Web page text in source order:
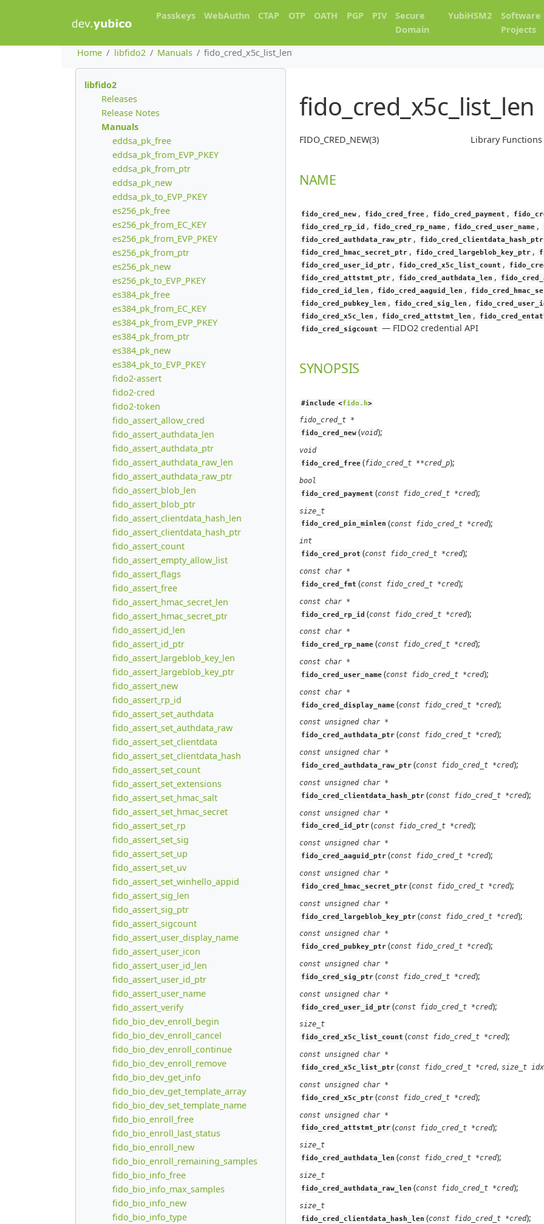
Passkeys WebAuthn CTAP OTP OATH PGP PIV
Secure
Domain
YubiHSM2
Software
Projects
Home
libfido2 Manuals fido_cred_x5c_list_len
libfido2
Releases
Release Notes
Manuals
eddsa_pk_free
eddsa_pk_from_EVP_PKEY
eddsa_pk_from_ptr
eddsa_pk_new
eddsa_pk_to_EVP_PKEY
es256_pk_free
es256_pk_from_EC_KEY
es256_pk_from_EVP_PKEY
es256_pk_from_ptr
es256_pk_new
es256_pk_to_EVP_PKEY
es384_pk_free
es384_pk_from_EC_KEY
es384_pk_from_EVP_PKEY
es384_pk_from_ptr
es384_pk_new
es384_pk_to_EVP_PKEY
fido2-assert
fido2-cred
fido2-token
fido_assert_allow_cred
fido_assert_authdata_len
fido_assert_authdata_ptr
fido_assert_authdata_raw_len
fido_assert_authdata_raw_ptr
fido_assert_blob_len
fido_assert_blob_ptr
fido_assert_clientdata_hash_len
fido_assert_clientdata_hash_ptr
fido_assert_count
fido_assert_empty_allow_list
fido_assert_flags
fido_assert_free
fido_assert_hmac_secret_len
fido_assert_hmac_secret_ptr
fido_assert_id_len
fido_assert_id_ptr
fido_assert_largeblob_key_len
fido_assert_largeblob_key_ptr
fido_assert_new
fido_assert_rp_id
fido_assert_set_authdata
fido_assert_set_authdata_raw
fido_assert_set_clientdata
fido_assert_set_clientdata_hash
fido_assert_set_count
fido_assert_set_extensions
fido_assert_set_hmac_salt
fido_assert_set_hmac_secret
fido_assert_set_rp
fido_assert_set_sig
fido_assert_set_up
fido_assert_set_uv
fido_assert_set_winhello_appid
fido_assert_sig_len
fido_assert_sig_ptr
fido_assert_sigcount
fido_assert_user_display_name
fido_assert_user_icon
fido_assert_user_id_len
fido_assert_user_id_ptr
fido_assert_user_name
fido_assert_verify
fido_bio_dev_enroll_begin
fido_bio_dev_enroll_cancel
fido_bio_dev_enroll_continue
fido_bio_dev_enroll_remove
fido_bio_dev_get_info
fido_bio_dev_get_template_array
fido_bio_dev_set_template_name
fido_bio_enroll_free
fido_bio_enroll_last_status
fido_bio_enroll_new
fido_bio_enroll_remaining_samples
fido_bio_info_free
fido_bio_info_max_samples
fido_bio_info_new
fido_bio_info_type
fido_cred_x5c_list_len
FIDO_CRED_NEW(3) Library
NAME
fido_cred_new , fido_cred_free , fido_cred_payment ,
fido_cred_rp_id , fido_cred_rp_name , fido_cred_user_name ,
fido_cred_authdata_raw_ptr ,
fido_cred_clientdata_hash_ptr
fido_cred_hmac_secret_ptr , fido_cred_largeblob_key_ptr ,
fido_cred_user_id_ptr , fido_cred_x5c_list_count ,
fido_cred_attstmt_ptr , fido_cred_authdata_len ,
fido_cred_id_len , fido_cred_aaguid_len ,
fido_cred_pubkey_len , fido_cred_sig_len ,
fido_cred_x5c_len , fido_cred_attstmt_len ,
fido_cred_sigcount
— FIDO2 credential API
SYNOPSIS
#include <fido.h>
fido_cred_t *
fido_cred_new (void);
void
fido_cred_free (fido_cred_t **cred_p);
bool
fido_cred_payment (const fido_cred_t *cred);
size_t
fido_cred_pin_minlen (const fido_cred_t *cred);
int
fido_cred_prot (const fido_cred_t *cred);
const char *
fido_cred_fmt (const fido_cred_t *cred);
const char *
fido_cred_rp_id (const fido_cred_t *cred);
const char *
fido_cred_rp_name (const fido_cred_t *cred);
const char *
fido_cred_user_name (const fido_cred_t *cred);
const char *
fido_cred_display_name (const fido_cred_t *cred);
const unsigned char *
fido_cred_authdata_ptr (const fido_cred_t *cred);
const unsigned char *
fido_cred_authdata_raw_ptr (const fido_cred_t *cred);
const unsigned char *
fido_cred_clientdata_hash_ptr (const fido_cred_t *cred);
const unsigned char *
fido_cred_id_ptr (const fido_cred_t *cred);
const unsigned char *
fido_cred_aaguid_ptr (const fido_cred_t *cred);
const unsigned char *
fido_cred_hmac_secret_ptr (const fido_cred_t *cred);
const unsigned char *
fido_cred_largeblob_key_ptr (const fido_cred_t *cred);
const unsigned char *
fido_cred_pubkey_ptr (const fido_cred_t *cred);
const unsigned char *
fido_cred_sig_ptr (const fido_cred_t *cred);
const unsigned char *
fido_cred_user_id_ptr (const fido_cred_t *cred);
size_t
fido_cred_x5c_list_count (const fido_cred_t *cred);
const unsigned char *
fido_cred_x5c_list_ptr (const fido_cred_t *cred, size_t idx
const unsigned char *
fido_cred_x5c_ptr (const fido_cred_t *cred);
const unsigned char *
fido_cred_attstmt_ptr (const fido_cred_t *cred);
size_t
fido_cred_authdata_len (const fido_cred_t *cred);
size_t
fido_cred_authdata_raw_len (const fido_cred_t *cred);
size_t
fido_cred_clientdata_hash_len (const fido_cred_t *cred);